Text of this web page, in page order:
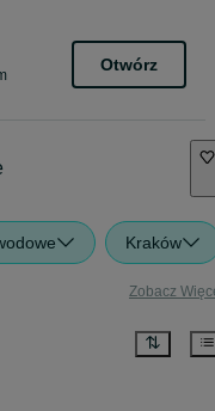
Otwórz
Kraków
Zobacz